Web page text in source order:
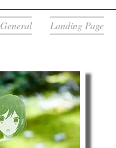
General Landing Page